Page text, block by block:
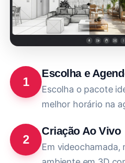
1
Escolha e
Escolha o pacote
melhor horário na
2
Criação Ao Vivo
Em videochamada,